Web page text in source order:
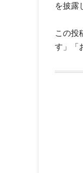
を披露
この投
す」「